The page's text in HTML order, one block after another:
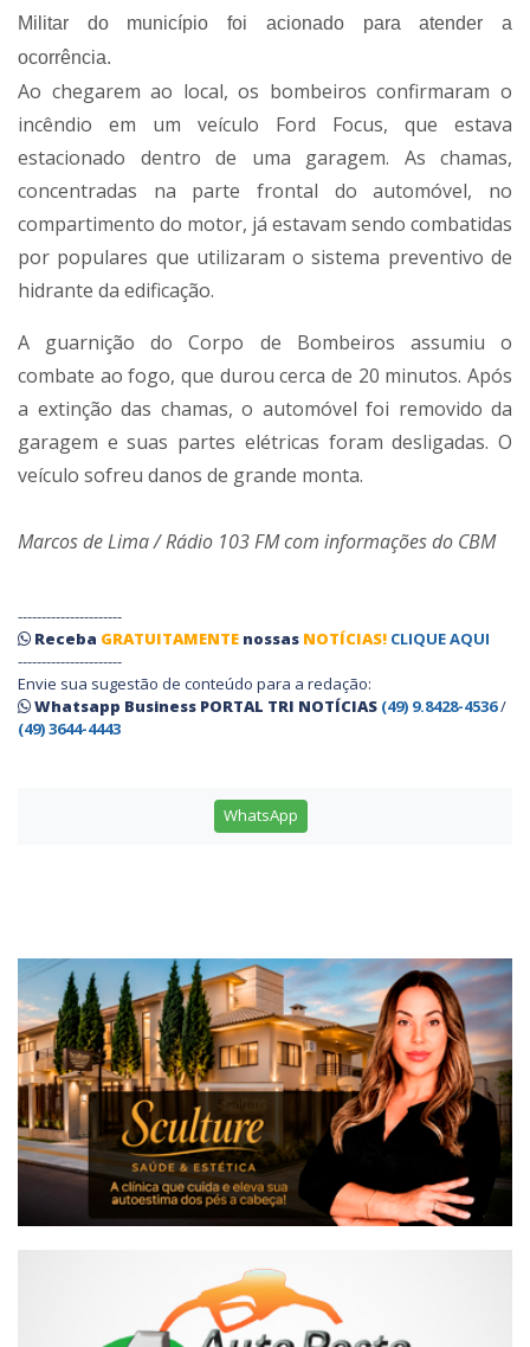
Militar do município foi acionado para atender a
ocorrência.
Ao chegarem ao local, os bombeiros confirmaram o
incêndio em um veículo Ford Focus, que estava
estacionado dentro de uma garagem. As chamas,
concentradas na parte frontal do automóvel, no
compartimento do motor, já estavam sendo combatidas
por populares que utilizaram o sistema preventivo de
hidrante da edificação.
A guarnição do Corpo de Bombeiros assumiu o
combate ao fogo, que durou cerca de 20 minutos. Após
a extinção das chamas, o automóvel foi removido da
garagem e suas partes elétricas foram desligadas. O
veículo sofreu danos de grande monta.
Marcos de Lima / Rádio 103 FM com informações do CBM
----------------------
Receba GRATUITAMENTE nossas NOTÍCIAS! CLIQUE AQUI
----------------------
Envie sua sugestão de conteúdo para a redação:
Whatsapp Business PORTAL TRI NOTÍCIAS (49) 9.8428-4536/
(49) 3644-4443
WhatsApp